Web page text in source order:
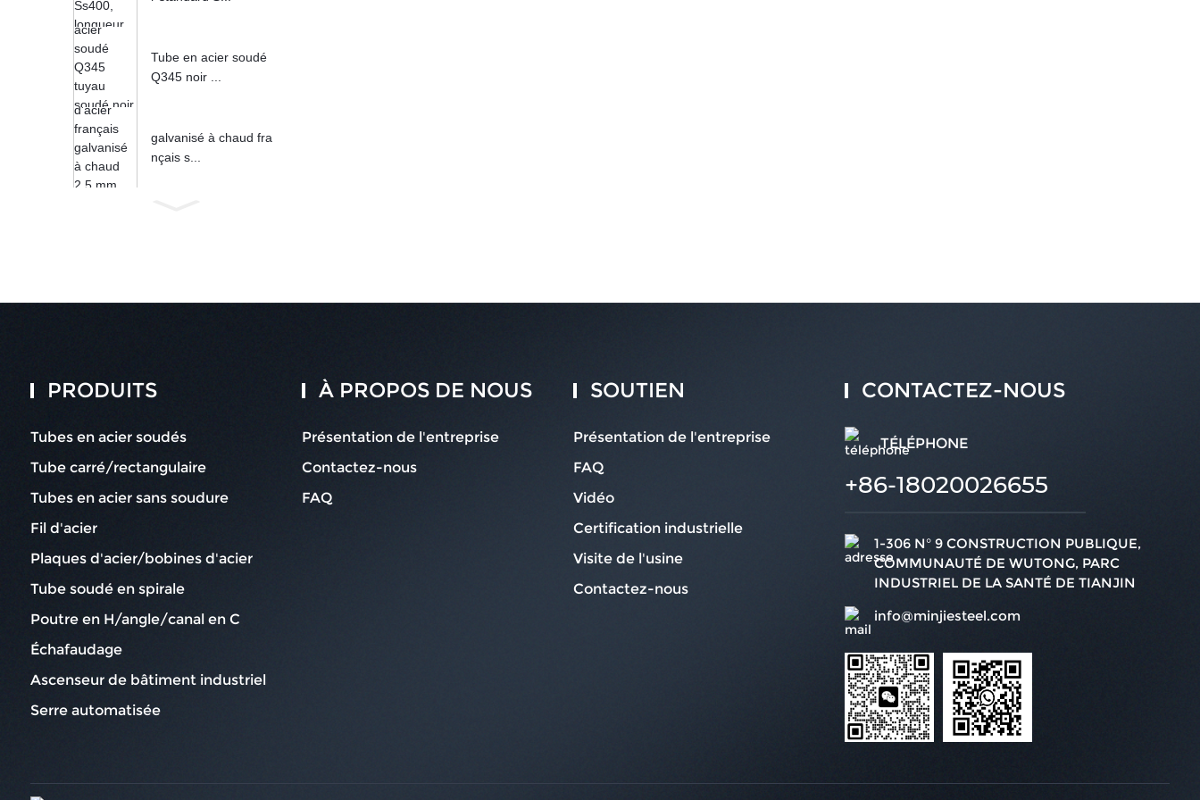
Tube en acier soudé
Q345 noir ...
galvanisé à chaud fra
nçais s...
PRODUITS
Tubes en acier soudés
Tube carré/rectangulaire
Tubes en acier sans soudure
Fil d'acier
Plaques d'acier/bobines d'acier
Tube soudé en spirale
Poutre en H/angle/canal en C
Échafaudage
Ascenseur de bâtiment industriel
Serre automatisée
À PROPOS DE NOUS
Présentation de l'entreprise
Contactez-nous
FAQ
SOUTIEN
Présentation de l'entreprise
FAQ
Vidéo
Certification industrielle
Visite de l'usine
Contactez-nous
CONTACTEZ-NOUS
TÉLÉPHONE
+86-18020026655
1-306 N° 9 CONSTRUCTION PUBLIQUE,
COMMUNAUTÉ DE WUTONG, PARC
INDUSTRIEL DE LA SANTÉ DE TIANJIN
info@minjiesteel.com